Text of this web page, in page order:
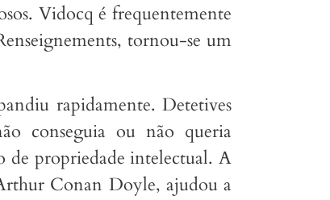
Vidocq é frequentemente
tornou-se um
rapidamente. Detetives
conseguia ou não queria
de propriedade intelectual. A
Conan Doyle, ajudou a